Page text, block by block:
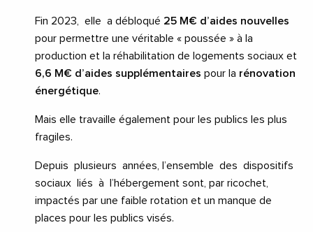
Fin 2023, elle a débloqué 25 M€ d’aides nouvelles
pour permettre une véritable « poussée » à la
production et la réhabilitation de logements sociaux et
6,6 M€ d’aides supplémentaires pour la rénovation
énergétique.
Mais elle travaille également pour les publics les plus
fragiles.
Depuis plusieurs années, l’ensemble des dispositifs
sociaux liés à l’hébergement sont, par ricochet,
impactés par une faible rotation et un manque de
places pour les publics visés.